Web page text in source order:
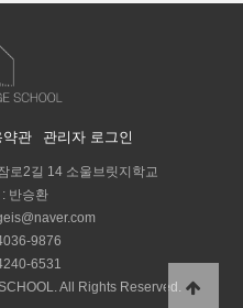
약관 관리자 로그인
로2길 14 소울브릿지학교
반승환
9876
6531
All Rights Reserved.